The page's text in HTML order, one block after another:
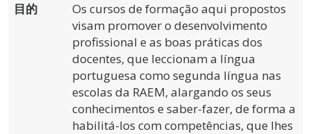
目的
Os cursos de formação aqui propostos
visam promover o desenvolvimento
profissional e as boas práticas dos
docentes, que leccionam a língua
portuguesa como segunda língua nas
escolas da RAEM, alargando os seus
conhecimentos e saber-fazer, de forma a
habilitá-los com competências, que lhes